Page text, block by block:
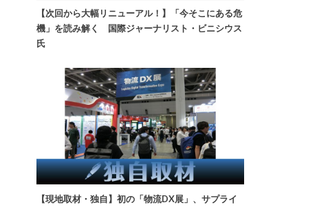
【次回から大幅リニューアル！】「今そこにある危
機」を読み解く 国際ジャーナリスト・ビニシウス
氏
【現地取材・独自】初の「物流DX展」、サプライ